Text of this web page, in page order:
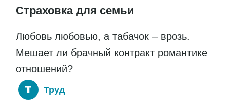
Страховка для семьи
Любовь любовью, а табачок – врозь.
Мешает ли брачный контракт романтике
отношений?
Труд